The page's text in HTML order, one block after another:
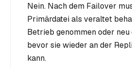
Nein. Nach dem Failover
Primärdatei als veraltet
Betrieb genommen oder
bevor sie wieder an der
kann.